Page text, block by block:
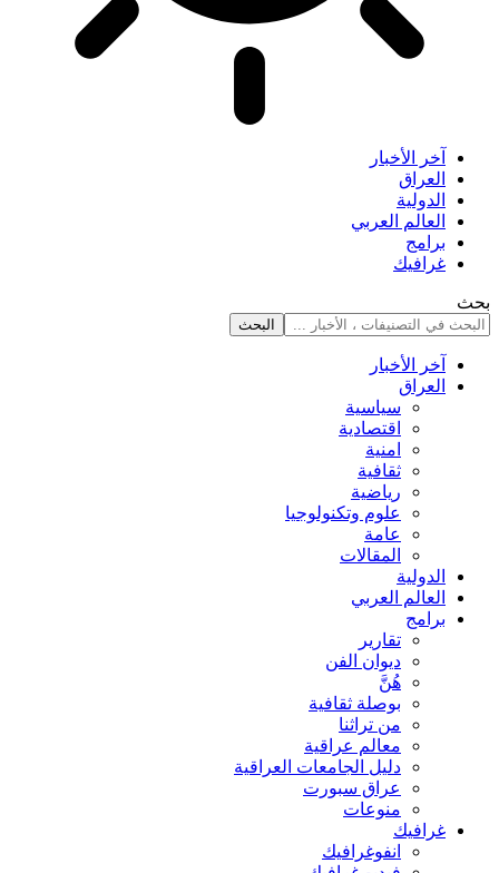
آخر الأخبار
العراق
الدولية
العالم العربي
برامج
غرافيك
بحث
آخر الأخبار
العراق
سياسية
اقتصادية
امنية
ثقافية
رياضية
علوم وتكنولوجيا
عامة
المقالات
الدولية
العالم العربي
برامج
تقارير
ديوان الفن
هُنَّ
بوصلة ثقافية
من تراثنا
معالم عراقية
دليل الجامعات العراقية
عراق سبورت
منوعات
غرافيك
انفوغرافيك